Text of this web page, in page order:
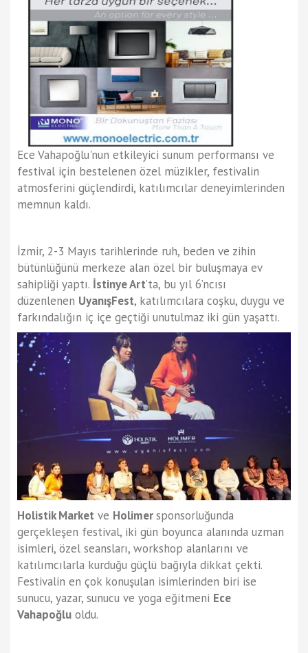
Ece Vahapoğlu'nun etkileyici sunum performansı ve
festival için bestelenen özel müzikler, festivalin
atmosferini güçlendirdi, katılımcılar deneyimlerinden
memnun kaldı.
İzmir, 2-3 Mayıs tarihlerinde ruh, beden ve zihin
bütünlüğünü merkeze alan özel bir buluşmaya ev
sahipliği yaptı. İstinye Art’ta, bu yıl 6’ncısı
düzenlenen UyanışFest, katılımcılara coşku, duygu ve
farkındalığın iç içe geçtiği unutulmaz iki gün yaşattı.
Holistik Market ve Holimersponsorluğunda
gerçekleşen festival, iki gün boyunca alanında uzman
isimleri, özel seansları, workshop alanlarını ve
katılımcılarla kurduğu güçlü bağıyla dikkat çekti.
Festivalin en çok konuşulan isimlerinden biri ise
sunucu, yazar, sunucu ve yoga eğitmeni Ece
Vahapoğlu oldu.